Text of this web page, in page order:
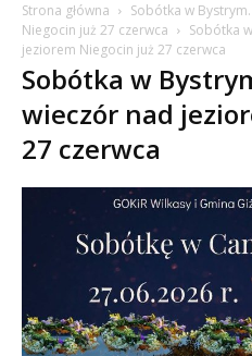
Strona główna
Sobótka w
Niegocin już 27 czerwca
Sobótka
jeziorem Niegocin już 27 czerwca
Sobótka w
wieczór nad
27 czerwca